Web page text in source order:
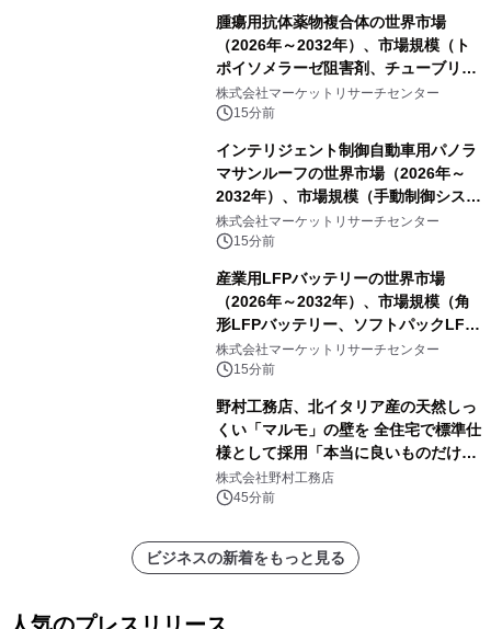
腫瘍用抗体薬物複合体の世界市場
（2026年～2032年）、市場規模（ト
ポイソメラーゼ阻害剤、チューブリン
阻害剤、DNA損傷薬、その他）・分析
レポートを発表
株式会社マーケットリサーチセンター
15分前
インテリジェント制御自動車用パノラ
マサンルーフの世界市場（2026年～
2032年）、市場規模（手動制御システ
ム、自動ワンタッチ制御システム、セ
ンサーベースのインテリジェント制御
株式会社マーケットリサーチセンター
15分前
産業用LFPバッテリーの世界市場
（2026年～2032年）、市場規模（角
形LFPバッテリー、ソフトパックLFP
バッテリー、円筒形LFPバッテリ
ー）・分析レポートを発表
株式会社マーケットリサーチセンター
15分前
野村工務店、北イタリア産の天然しっ
くい「マルモ」の壁を 全住宅で標準仕
様として採用「本当に良いものだけに
こだわる」
株式会社野村工務店
45分前
ビジネスの新着をもっと見る
人気のプレスリリース